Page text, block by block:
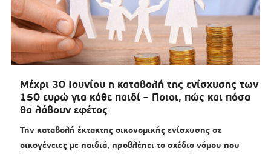
Μέχρι 30 Ιουνίου η καταβολή της ενίσχυσης των
150 ευρώ για κάθε παιδί – Ποιοι, πώς και πόσα
θα λάβουν εφέτος
Την καταβολή έκτακτης οικονομικής ενίσχυσης σε
οικογένειες με παιδιά, προβλέπει το σχέδιο νόμου που